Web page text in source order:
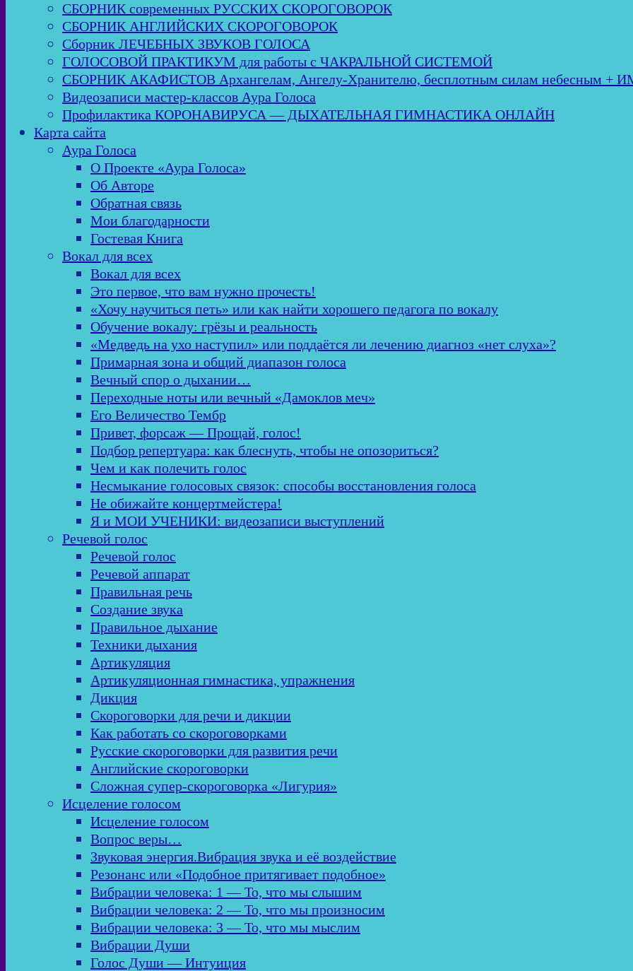
СБОРНИК современных РУССКИХ СКОРОГОВОРОК
СБОРНИК АНГЛИЙСКИХ СКОРОГОВОРОК
Сборник ЛЕЧЕБНЫХ ЗВУКОВ ГОЛОСА
ГОЛОСОВОЙ ПРАКТИКУМ для работы с ЧАКРАЛЬНОЙ СИСТЕМОЙ
СБОРНИК АКАФИСТОВ Архангелам, Ангелу-Хранителю, бесплотным силам небесным +
Видеозаписи мастер-классов Аура Голоса
Профилактика КОРОНАВИРУСА — ДЫХАТЕЛЬНАЯ ГИМНАСТИКА ОНЛАЙН
Карта сайта
Аура Голоса
О Проекте «Аура Голоса»
Об Авторе
Обратная связь
Мои благодарности
Гостевая Книга
Вокал для всех
Вокал для всех
Это первое, что вам нужно прочесть!
«Хочу научиться петь» или как найти хорошего педагога по вокалу
Обучение вокалу: грёзы и реальность
«Медведь на ухо наступил» или поддаётся ли лечению диагноз «нет слуха»?
Примарная зона и общий диапазон голоса
Вечный спор о дыхании…
Переходные ноты или вечный «Дамоклов меч»
Его Величество Тембр
Привет, форсаж — Прощай, голос!
Подбор репертуара: как блеснуть, чтобы не опозориться?
Чем и как полечить голос
Несмыкание голосовых связок: способы восстановления голоса
Не обижайте концертмейстера!
Я и МОИ УЧЕНИКИ: видеозаписи выступлений
Речевой голос
Речевой голос
Речевой аппарат
Правильная речь
Создание звука
Правильное дыхание
Техники дыхания
Артикуляция
Артикуляционная гимнастика, упражнения
Дикция
Скороговорки для речи и дикции
Как работать со скороговорками
Русские скороговорки для развития речи
Английские скороговорки
Сложная супер-скороговорка «Лигурия»
Исцеление голосом
Исцеление голосом
Вопрос веры…
Звуковая энергия.Вибрация звука и её воздействие
Резонанс или «Подобное притягивает подобное»
Вибрации человека: 1 — То, что мы слышим
Вибрации человека: 2 — То, что мы произносим
Вибрации человека: 3 — То, что мы мыслим
Вибрации Души
Голос Души — Интуиция